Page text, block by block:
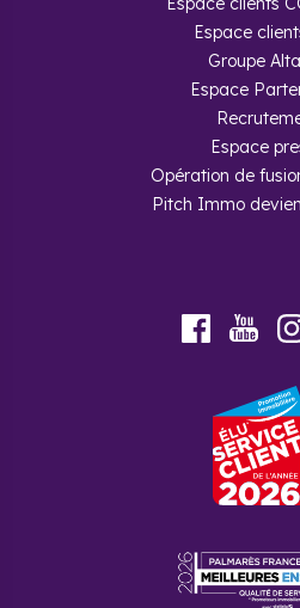
Espace
Groupe
Espace
Espace
Opération de
Pitch Immo
Facebook